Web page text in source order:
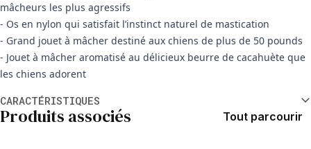
mâcheurs les plus agressifs
- Os en nylon qui satisfait l’instinct naturel de mastication
- Grand jouet à mâcher destiné aux chiens de plus de 50 pounds
- Jouet à mâcher aromatisé au délicieux beurre de cacahuète que
les chiens adorent
CARACTÉRISTIQUES
Produits associés Tout parcourir